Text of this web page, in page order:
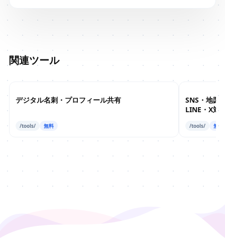
関連ツール
デジタル名刺・プロフィール共有
/tools/ 無料
SNS・地図
LINE・X対
/tools/ 無料